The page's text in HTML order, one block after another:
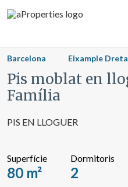
Barcelona Eixample Dreta
Pis moblat en
Família
PIS EN LLOGUER
Superfície
80 m²
Dormitoris
2